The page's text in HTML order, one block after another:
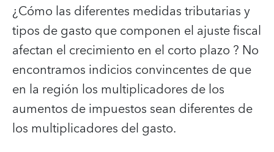
¿Cómo las diferentes medidas tributarias y
tipos de gasto que componen el ajuste fiscal
afectan el crecimiento en el corto plazo ? No
encontramos indicios convincentes de que
en la región los multiplicadores de los
aumentos de impuestos sean diferentes de
los multiplicadores del gasto.